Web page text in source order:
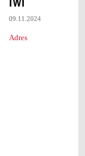
09.11.2024
Adres